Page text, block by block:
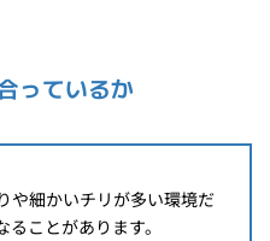
っているか
や細かいチリが多い環境だ
ことがあります。